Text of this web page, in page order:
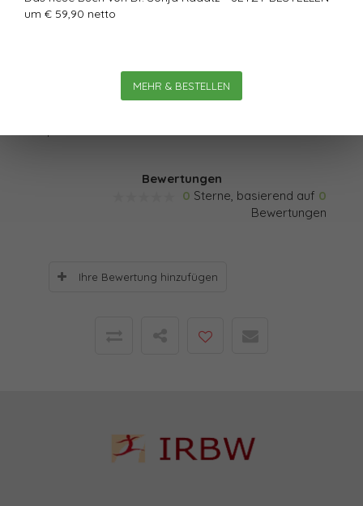
um € 59,90 netto
MEHR & BESTELLEN
Subjektivierungsfragen.
Hebeln lässt Sie Ihre Gesprächswirksamkeit ein ganzes
Bewertungen
0 Sterne, basierend auf 0
Bewertungen
Ihre Bewertung hinzufügen